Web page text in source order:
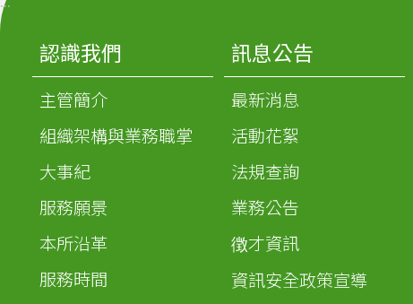
認識我們
主管簡介
組織架構與業務職掌
大事紀
服務願景
本所沿革
服務時間
訊息公告
最新消息
活動花絮
法規查詢
業務公告
徴才資訊
資訊安全政策宣導